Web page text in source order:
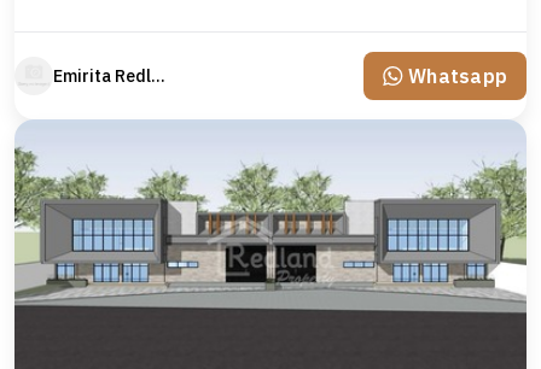
Emirita Redland Whatsapp